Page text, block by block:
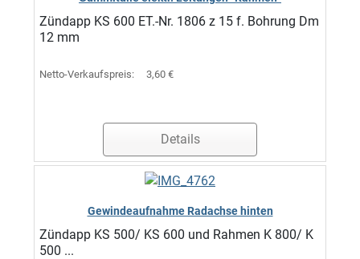
Zündapp KS 600 ET.-Nr. 1806 z 15 f. Bohrung Dm
12 mm
Netto-Verkaufspreis: 3,60 €
Details
Gewindeaufnahme Radachse hinten
Zündapp KS 500/ KS 600 und Rahmen K 800/ K
500 ...